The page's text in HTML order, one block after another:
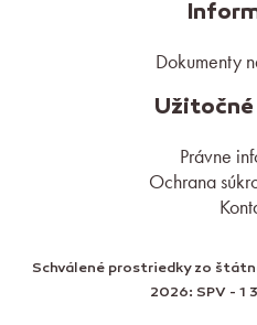
Dokumenty
Právne
Ochrana
Schválené prostriedky zo
2026: SPV - 1